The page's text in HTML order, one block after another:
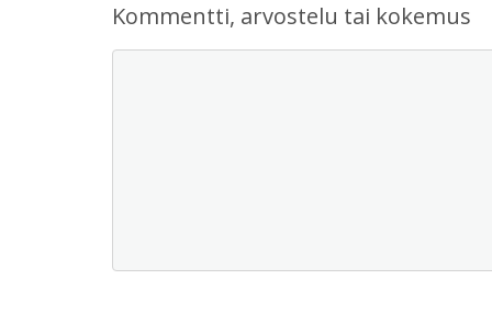
Kommentti, arvostelu tai kokemus